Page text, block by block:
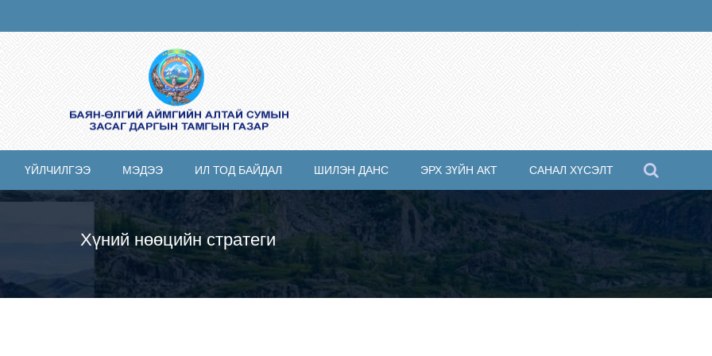
ҮЙЛЧИЛГЭЭ МЭДЭЭ ИЛ ТОД БАЙДАЛ ШИЛЭН ДАНС ЭРХ ЗҮЙН АКТ САНАЛ ХҮСЭЛТ
Хүний нөөцийн стратеги